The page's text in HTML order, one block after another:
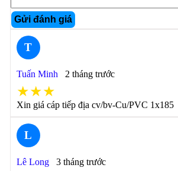
Gửi đánh giá
T
Tuấn Minh 2 tháng trước
★★★
Xin giá cáp tiếp địa cv/bv-Cu/PVC 1x185
L
Lê Long 3 tháng trước